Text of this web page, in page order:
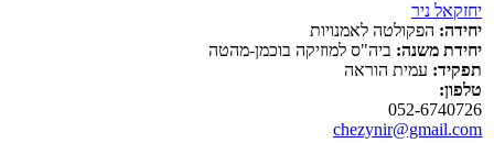
יחזקאל ניר
יחידה: הפקולטה לאמנויות
יחידת משנה: ביה"ס למוזיקה בוכמן-מהטה
תפקיד: עמית הוראה
טלפון:
052-6740726
chezynir@gmail.com